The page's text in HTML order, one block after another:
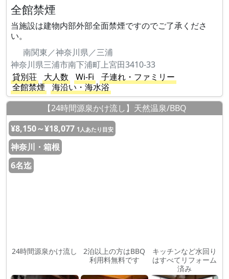
全館禁煙
当施設は建物内部外部全面禁煙ですのでご了承くださ
い。
南関東／神奈川県／三浦
神奈川県三浦市南下浦町上宮田3410-33
貸別荘
大人数 Wi-Fi
子連れ・ファミリー
全館禁煙
海沿い・海水浴
【24時間源泉かけ流し】天然温泉/BBQ
¥8,150～¥18,077 1人あたり目安
神奈川・箱根
6名迄
24時間源泉かけ流し
2泊以上の方はBBQ
利用料無料です
キッチンなど水回り
はすべてリフォーム
済み